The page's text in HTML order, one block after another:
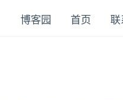
博客园 首页 联